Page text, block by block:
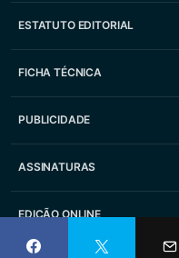
ESTATUTO EDITORIAL
FICHA TÉCNICA
PUBLICIDADE
ASSINATURAS
EDIÇÃO ONLINE